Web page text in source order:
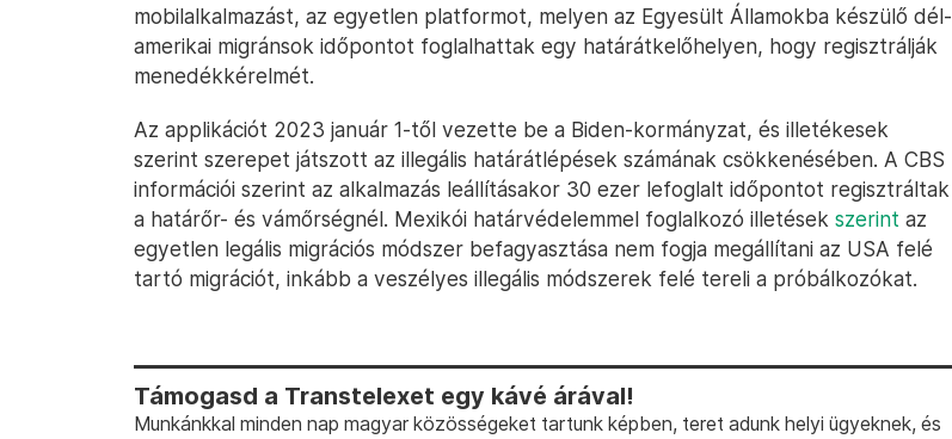
mobilalkalmazást, az egyetlen platformot, melyen az Egyesült Államokba készülő dél-
amerikai migránsok időpontot foglalhattak egy határátkelőhelyen, hogy regisztrálják
menedékkérelmét.
Az applikációt 2023 január 1-től vezette be a Biden-kormányzat, és illetékesek
szerint szerepet játszott az illegális határátlépések számának csökkenésében. A CBS
információi szerint az alkalmazás leállításakor 30 ezer lefoglalt időpontot regisztráltak
a határőr- és vámőrségnél. Mexikói határvédelemmel foglalkozó illetések szerint az
egyetlen legális migrációs módszer befagyasztása nem fogja megállítani az USA felé
tartó migrációt, inkább a veszélyes illegális módszerek felé tereli a próbálkozókat.
Támogasd a Transtelexet egy kávé árával!
Munkánkkal minden nap magyar közösségeket tartunk képben, teret adunk helyi ügyeknek, és